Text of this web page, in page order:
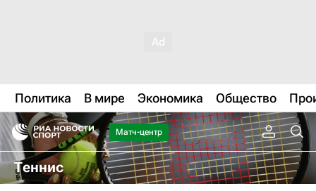
Политика В мире Экономика Общество
Матч-центр
Теннис